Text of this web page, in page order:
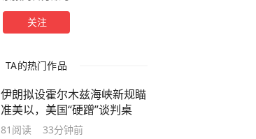
关注
TA的热门作品
伊朗拟设霍尔木兹海峡新规瞄
准美以，美国“硬蹭”谈判桌
81 阅读 33分钟前